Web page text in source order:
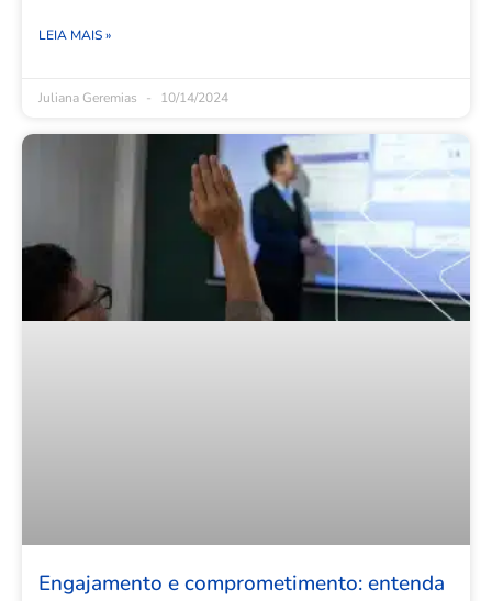
LEIA MAIS »
Juliana Geremias 10/14/2024
Engajamento e comprometimento: entenda